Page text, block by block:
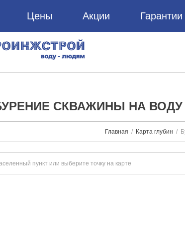
Цены Акции Гарантии
СКВАЖИНЫ НА
Главная Карта глубин